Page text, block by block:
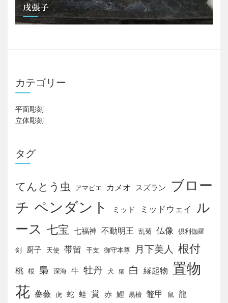
戌張子
カテゴリー
平面彫刻
立体彫刻
タグ
てんとう虫 アマビエ カメオ スズラン ブロー
チ ペンダント ミッド ミッドウェイ ル
ース 七宝 七福神 不動明王 乱菊 仏像 倶利伽羅
剣 厨子 天使 帯留 干支 御守本尊 月下美人 根付
桃 桜 梟 深海 牛 牡丹 犬 猪 白 縁起物 置物
花 薔薇 虎 蛇 蛙 賞 赤 鯉 黒檀 鼈甲 鼠 龍